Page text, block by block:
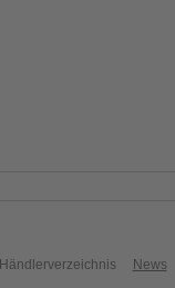
Händlerverzeichnis News